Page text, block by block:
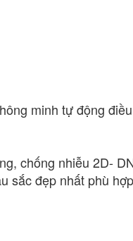
minh tự động
chống nhiễu 2D-
sắc đẹp nhất phù